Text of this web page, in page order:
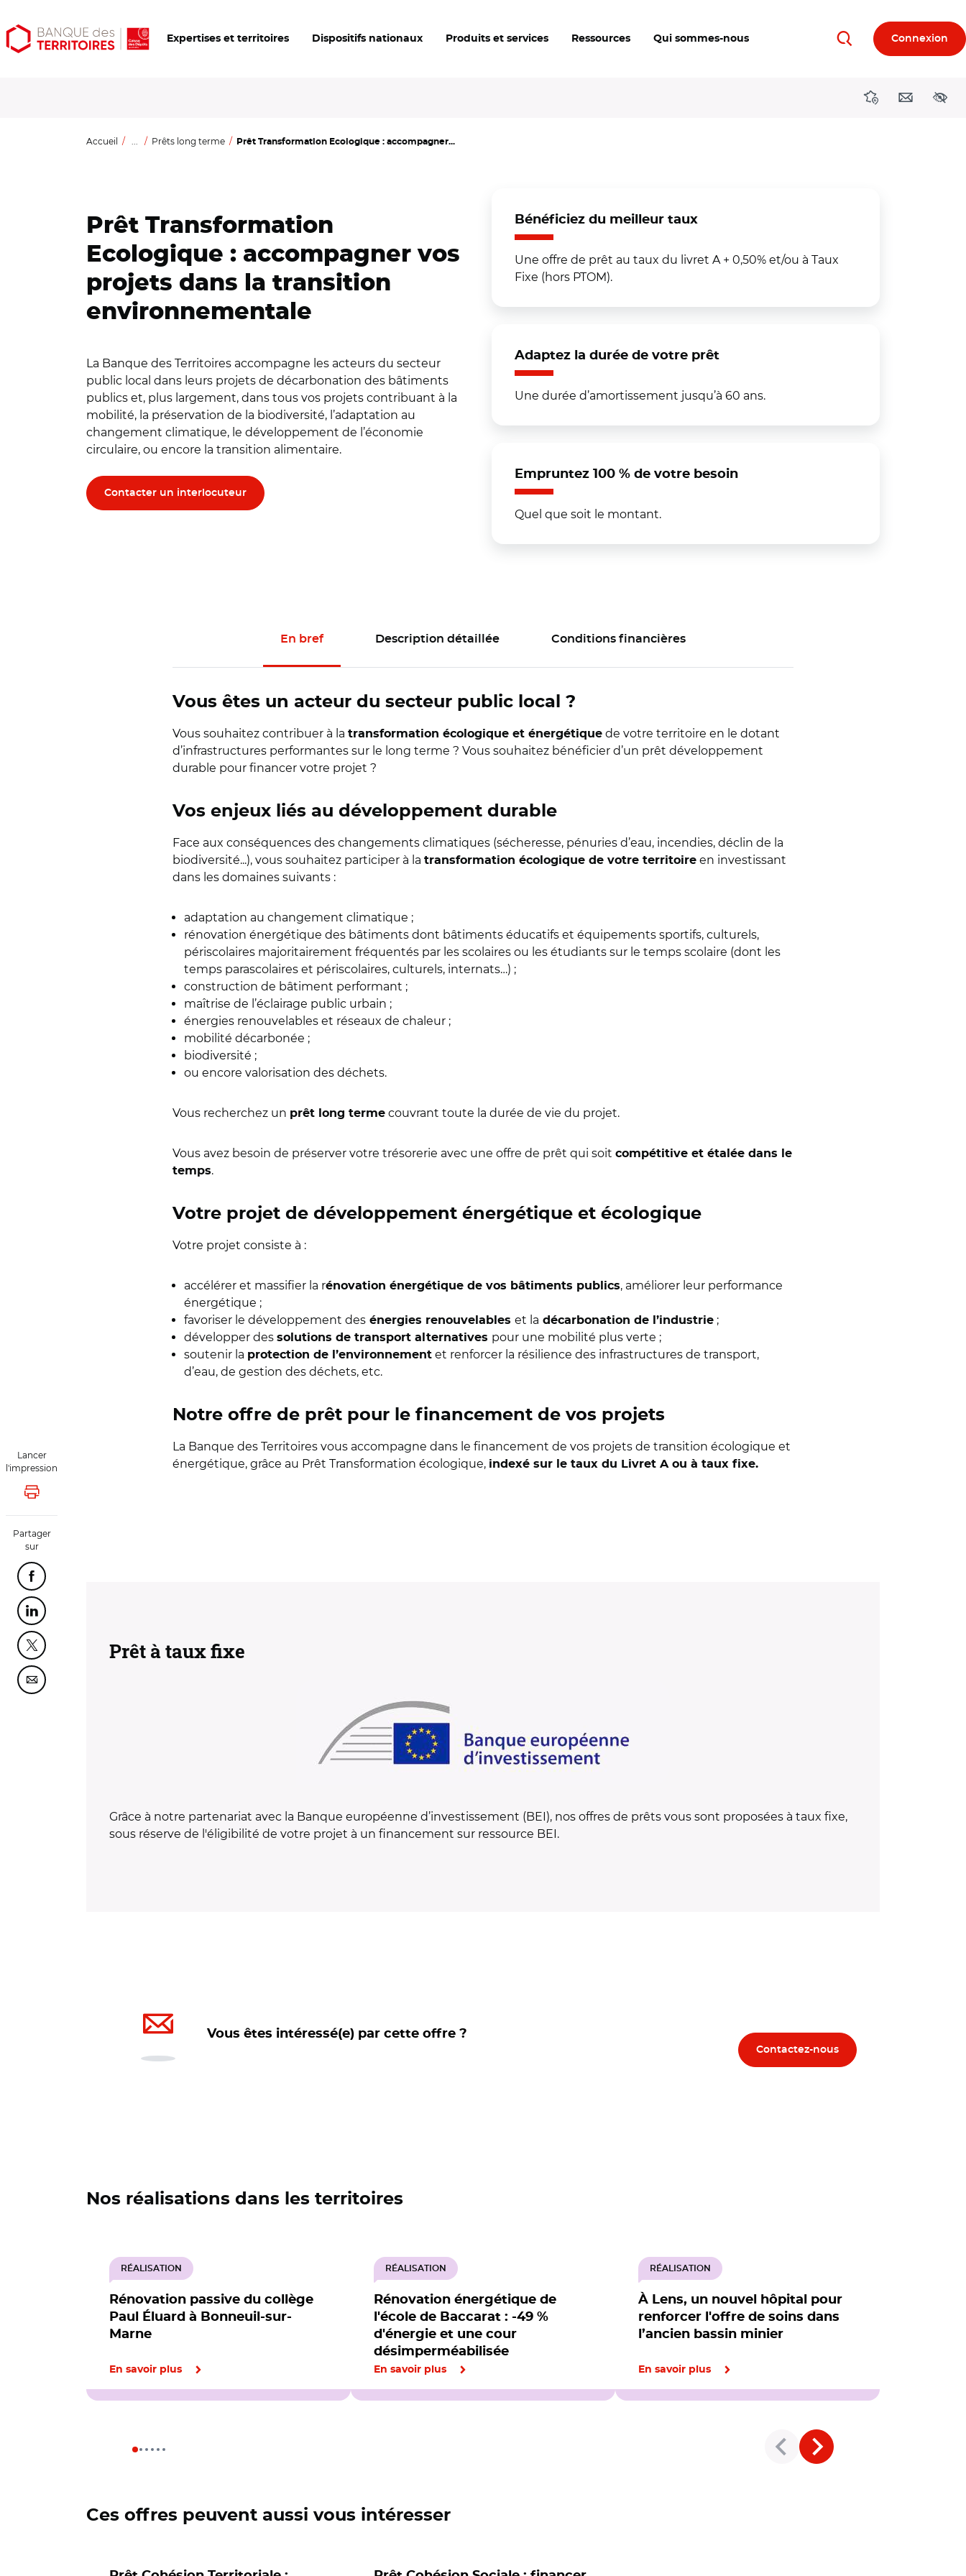
Aller
au
Aller
au
Ouvrir
les
Expertises et territoires Dispositifs nationaux Produits et services Ressources Qui sommes-nous RechercherConnexion
DirectionsContact
Accueil ... Prêts long terme Prêt Transformation Ecologique : accompagner...
Lancer
l'impression
Lancer l'impression
Partager
sur
Partager cette page sur Facebook
Partager cette page sur Linkedin
Partager cette page sur Twitter
Partager cette page sur Courriel
Prêt Transformation
Ecologique : accompagner vos
projets dans la transition
environnementale
La Banque des Territoires accompagne les acteurs du secteur
public local dans leurs projets de décarbonation des bâtiments
publics et, plus largement, dans tous vos projets contribuant à la
mobilité, la préservation de la biodiversité, l’adaptation au
changement climatique, le développement de l’économie
circulaire, ou encore la transition alimentaire.
Contacter un interlocuteur
Bénéficiez du meilleur taux
Une offre de prêt au taux du livret A + 0,50% et/ou à Taux
Fixe (hors PTOM).
Adaptez la durée de votre prêt
Une durée d’amortissement jusqu’à 60 ans.
Empruntez 100 % de votre besoin
Quel que soit le montant.
En bref Description détaillée Conditions financières
Vous êtes un acteur du secteur public local ?
Vous souhaitez contribuer à la transformation écologique et énergétique de votre territoire en le dotant
d’infrastructures performantes sur le long terme ? Vous souhaitez bénéficier d’un prêt développement
durable pour financer votre projet ?
Vos enjeux liés au développement durable
Face aux conséquences des changements climatiques (sécheresse, pénuries d’eau, incendies, déclin de la
biodiversité...), vous souhaitez participer à la transformation écologique de votre territoire en investissant
dans les domaines suivants :
adaptation au changement climatique ;
rénovation énergétique des bâtiments dont bâtiments éducatifs et équipements sportifs, culturels,
périscolaires majoritairement fréquentés par les scolaires ou les étudiants sur le temps scolaire (dont les
temps parascolaires et périscolaires, culturels, internats…) ;
construction de bâtiment performant ;
maîtrise de l’éclairage public urbain ;
énergies renouvelables et réseaux de chaleur ;
mobilité décarbonée ;
biodiversité ;
ou encore valorisation des déchets.
Vous recherchez un prêt long terme couvrant toute la durée de vie du projet.
Vous avez besoin de préserver votre trésorerie avec une offre de prêt qui soit compétitive et étalée dans le
temps.
Votre projet de développement énergétique et écologique
Votre projet consiste à :
accélérer et massifier la rénovation énergétique de vos bâtiments publics, améliorer leur performance
énergétique ;
favoriser le développement des énergies renouvelables et la décarbonation de l’industrie ;
développer des solutions de transport alternatives pour une mobilité plus verte ;
soutenir la protection de l’environnement et renforcer la résilience des infrastructures de transport,
d’eau, de gestion des déchets, etc.
Notre offre de prêt pour le financement de vos projets
La Banque des Territoires vous accompagne dans le financement de vos projets de transition écologique et
énergétique, grâce au Prêt Transformation écologique, indexé sur le taux du Livret A ou à taux fixe.
Prêt à taux fixe
Grâce à notre partenariat avec la Banque européenne d’investissement (BEI), nos offres de prêts vous sont proposées à taux fixe,
sous réserve de l'éligibilité de votre projet à un financement sur ressource BEI.
Vous êtes intéressé(e) par cette offre ?
Contactez-nous
Nos réalisations dans les territoires
Rénovation passive du collège
Paul Éluard à Bonneuil-sur-
Marne
RÉALISATION
En savoir plus
Rénovation énergétique de
l'école de Baccarat : -49 %
d'énergie et une cour
désimperméabilisée
RÉALISATION
En savoir plus
À Lens, un nouvel hôpital pour
renforcer l'offre de soins dans
l’ancien bassin minier
RÉALISATION
En savoir plus
Ces offres peuvent aussi vous intéresser